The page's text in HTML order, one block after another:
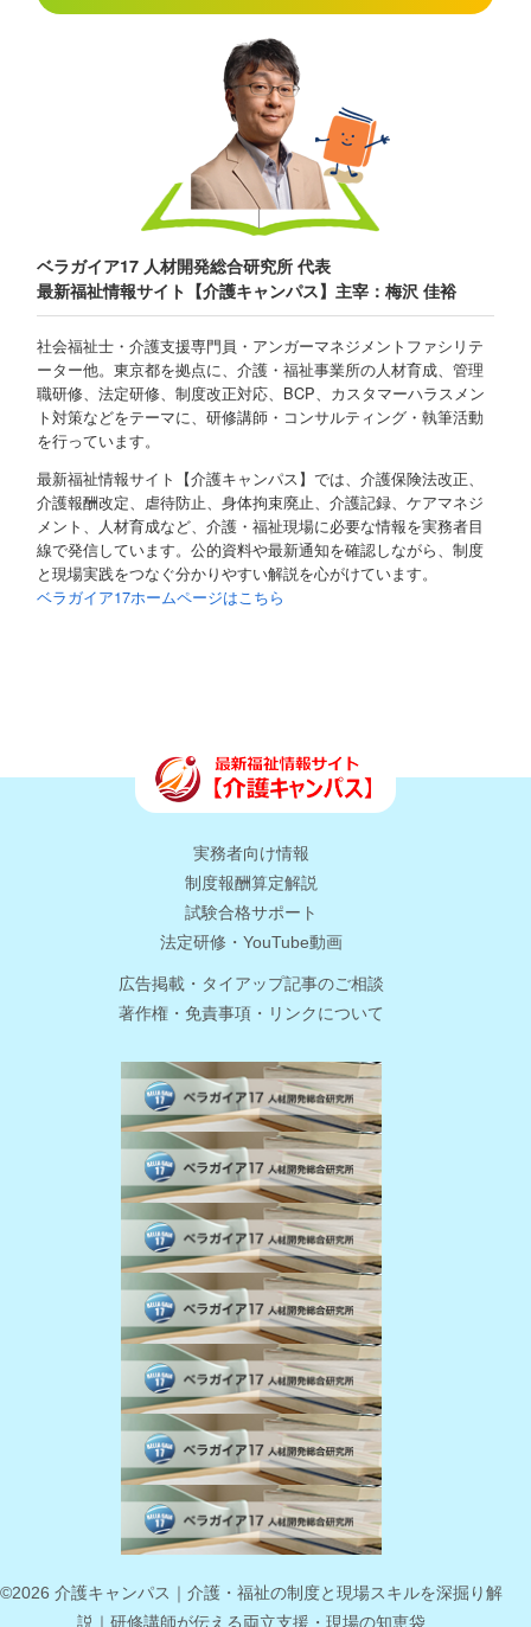
ベラガイア17 人材開発総合研究所 代表
最新福祉情報サイト【介護キャンパス】主宰：梅沢 佳裕
社会福祉士・介護支援専門員・アンガーマネジメントファシリテ
ーター他。東京都を拠点に、介護・福祉事業所の人材育成、管理
職研修、法定研修、制度改正対応、BCP、カスタマーハラスメン
ト対策などをテーマに、研修講師・コンサルティング・執筆活動
を行っています。
最新福祉情報サイト【介護キャンパス】では、介護保険法改正、
介護報酬改定、虐待防止、身体拘束廃止、介護記録、ケアマネジ
メント、人材育成など、介護・福祉現場に必要な情報を実務者目
線で発信しています。公的資料や最新通知を確認しながら、制度
と現場実践をつなぐ分かりやすい解説を心がけています。
ベラガイア17ホームページはこちら
実務者向け情報
制度報酬算定解説
試験合格サポート
法定研修・YouTube動画
広告掲載・タイアップ記事のご相談
著作権・免責事項・リンクについて
©2026 介護キャンパス｜介護・福祉の制度と現場スキルを深掘り解
説｜研修講師が伝える両立支援・現場の知恵袋